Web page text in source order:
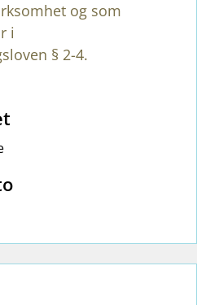
og som
i
§ 2-4.
(no)